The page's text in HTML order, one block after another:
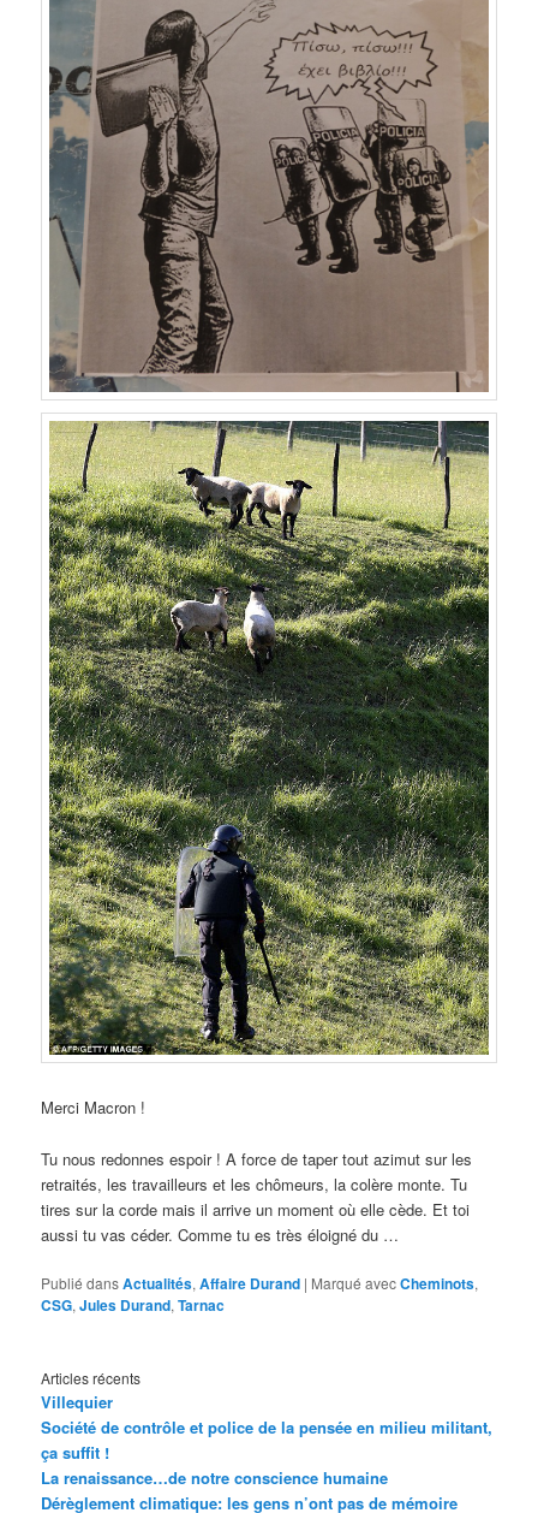
Merci Macron !
Tu nous redonnes espoir ! A force de taper tout azimut sur les
retraités, les travailleurs et les chômeurs, la colère monte. Tu
tires sur la corde mais il arrive un moment où elle cède. Et toi
aussi tu vas céder. Comme tu es très éloigné du …
Publié dansActualités,Affaire Durand | Marqué avecCheminots,
CSG,Jules Durand,Tarnac
Articles récents
Villequier
Société de contrôle et police de la pensée en milieu militant,
ça suffit !
La renaissance…de notre conscience humaine
Dérèglement climatique: les gens n’ont pas de mémoire